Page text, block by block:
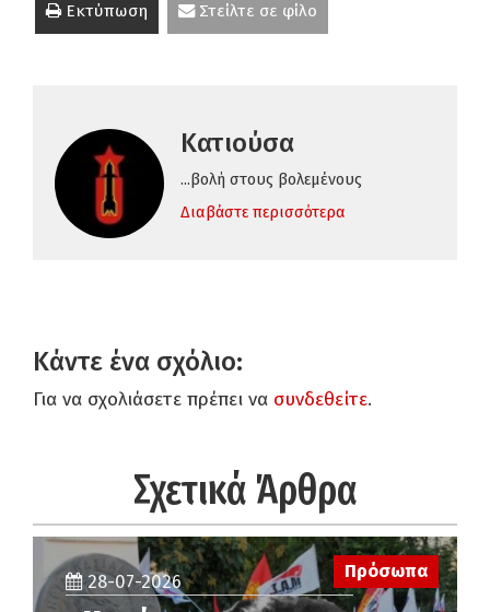
Εκτύπωση Στείλτε σε φίλο
Κατιούσα
...βολή στους βολεμένους
Διαβάστε περισσότερα
Κάντε ένα σχόλιο:
Για να σχολιάσετε πρέπει να συνδεθείτε.
Σχετικά Άρθρα
Πρόσωπα
28-07-2026